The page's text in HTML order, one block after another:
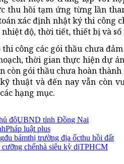
thu hồi tạm ứng từng lần
xác định nhật ký thi công
độ, thời tiết, thiết bị và
công các gói thầu chưa
thời gian thực hiện dự
còn gói thầu chưa hoàn
thuật và đến nay vẫn còn
hạng mục.
đôUBND tỉnh Đồng Nai
Pháp luật plus
đu bámthị trường địa ốcthu hồi đất
cưỡng chếnhà siêu kỳ dịTPHCM